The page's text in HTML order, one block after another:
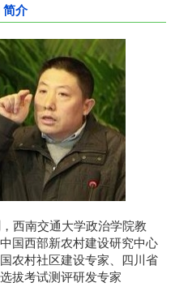
简介
，西南交通大学政治学院教
国西部新农村建设研究中心
农村社区建设专家、四川省
拔考试测评研发专家